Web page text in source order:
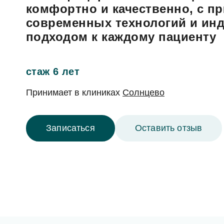
Ортопедия, протезирование: коронки,
Ортодонтия (исправление прикуса):
Лечение десен (пародонтология)
Профилактика и профессиональная гигиена
Гигиена зубов детям и профилактика
комфортно и качественно, с
современных технологий и
подходом к каждому пациенту
стаж 6 лет
Принимает в клиниках Солнцево
Записаться Оставить отзыв